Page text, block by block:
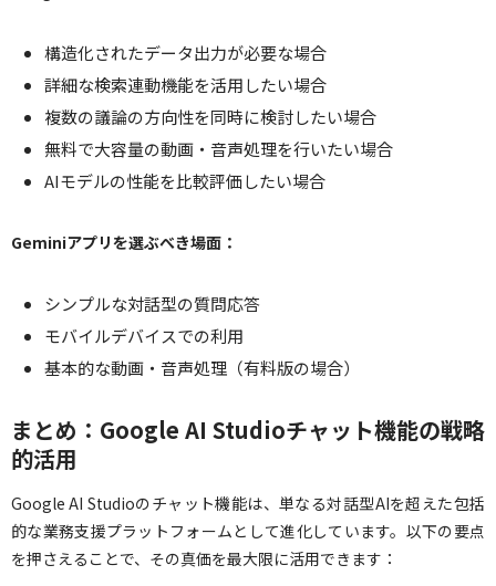
構造化されたデータ出力が必要な場合
詳細な検索連動機能を活用したい場合
複数の議論の方向性を同時に検討したい場合
無料で大容量の動画・音声処理を行いたい場合
AIモデルの性能を比較評価したい場合
Geminiアプリを選ぶべき場面：
シンプルな対話型の質問応答
モバイルデバイスでの利用
基本的な動画・音声処理（有料版の場合）
まとめ：Google AI Studioチャット機能の戦略
的活用
Google AI Studioのチャット機能は、単なる対話型AIを超えた包括
的な業務支援プラットフォームとして進化しています。以下の要点
を押さえることで、その真価を最大限に活用できます：